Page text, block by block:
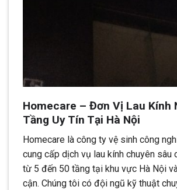
Homecare – Đơn Vị Lau Kính
Tầng Uy Tín Tại Hà Nội
Homecare là công ty vệ sinh công
cung cấp dịch vụ lau kính chuyên sâu
từ 5 đến 50 tầng tại khu vực Hà Nội
cận. Chúng tôi có đội ngũ kỹ thuật